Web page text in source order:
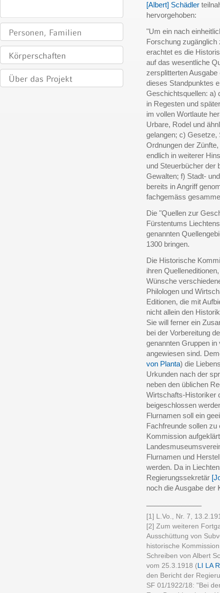
[Albert] Schädler
hervorgehoben:
"Um ein nach
Forschung
erachtet es die
auf das wesentliche
zersplitterten
dieses Standpunktes
Geschichtsquellen: a)
in Regesten und
im vollen Wortlaute
Urbare, Rodel und
gelangen; c) Gesetze,
Ordnungen der
endlich in weiterer
und Steuerbücher der
Gewalten; f) Stadt-
bereits in Angriff
fachgemäss
Die "Quellen zur
Fürstentums
genannten
1300 bringen.
Die Historische
ihren
Wünsche
Philologen und
Editionen, die mit
nicht allein den
Sie will ferner ein
bei der Vorbereitung
genannten Gruppen
angewiesen sind.
von Planta) die
Urkunden nach der
neben den üblichen
Wirtschafts-Historiker
beigeschlossen
Flurnamen soll ein
Fachfreunde sollen zu
Kommission
Flurnamen und
werden. Da in
Regierungssekretär
noch die Ausgabe der
[1] L.Vo., Nr. 7,
[2] Zum weiteren
Ausschüttung von
historische
Schreiben von Albert
vom 25.3.1918 (LI LA
den Bericht der
SF 01/1922/18: "Bei